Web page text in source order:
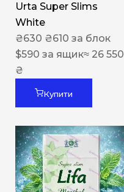
Urta Super Slims
White
₴630 ₴610 за блок
$590 за ящик≈ 26 550
₴
Купити